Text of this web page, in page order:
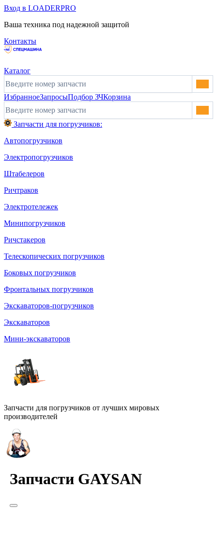
Вход в LOADERPRO
Ваша техника под надежной защитой
Контакты
Каталог
ИзбранноеЗапросыПодбор ЗЧКорзина
Запчасти для погрузчиков:
Автопогрузчиков
Электропогрузчиков
Штабелеров
Ричтраков
Электротележек
Минипогрузчиков
Ричстакеров
Телескопических погрузчиков
Боковых погрузчиков
Фронтальных погрузчиков
Экскаваторов-погрузчиков
Экскаваторов
Мини-экскаваторов
Запчасти для погрузчиков от лучших мировых
производителей
Запчасти GAYSAN